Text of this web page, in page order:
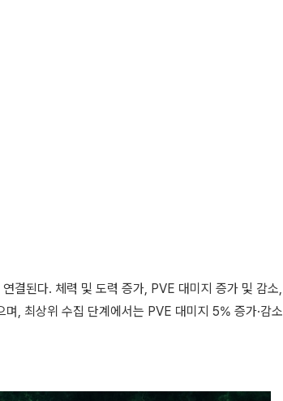
결된다. 체력 및 도력 증가, PVE 대미지 증가 및 감소,
, 최상위 수집 단계에서는 PVE 대미지 5% 증가·감소